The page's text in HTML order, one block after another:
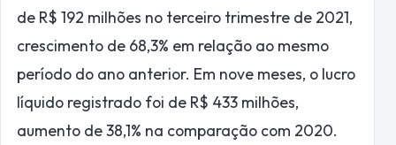
de R$ 192 milhões no terceiro trimestre de 2021,
crescimento de 68,3% em relação ao mesmo
período do ano anterior. Em nove meses, o lucro
líquido registrado foi de R$ 433 milhões,
aumento de 38,1% na comparação com 2020.